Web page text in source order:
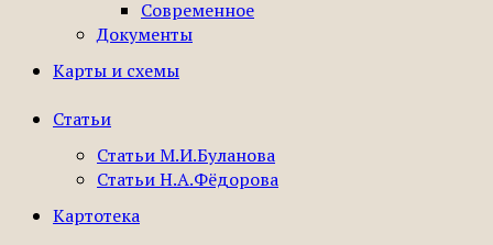
Современное
Документы
Карты и схемы
Статьи
Статьи М.И.Буланова
Статьи Н.А.Фёдорова
Картотека